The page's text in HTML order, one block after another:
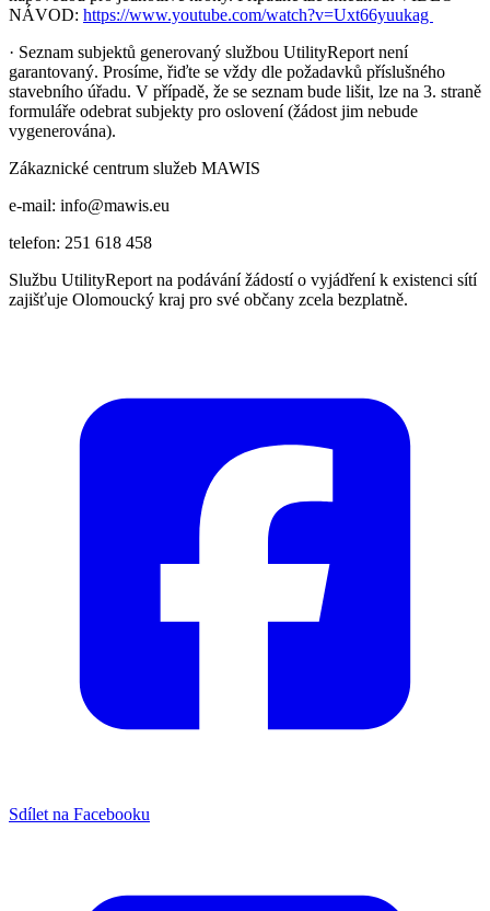
NÁVOD: https://www.youtube.com/watch?v=Uxt66yuukag
· Seznam subjektů generovaný službou UtilityReport není
garantovaný. Prosíme, řiďte se vždy dle požadavků příslušného
stavebního úřadu. V případě, že se seznam bude lišit, lze na 3. straně
formuláře odebrat subjekty pro oslovení (žádost jim nebude
vygenerována).
Zákaznické centrum služeb MAWIS
e-mail: info@mawis.eu
telefon: 251 618 458
Službu UtilityReport na podávání žádostí o vyjádření k existenci sítí
zajišťuje Olomoucký kraj pro své občany zcela bezplatně.
Sdílet na Facebooku